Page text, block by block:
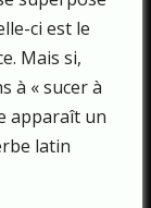
ci est le
Mais si,
à « sucer à
apparaît un
latin